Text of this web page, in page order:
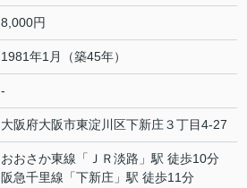
8,000円
1981年1月（築45年）
-
大阪府大阪市東淀川区下新庄３丁目4-27
おおさか東線 「 ＪＲ淡路 」駅 徒歩10分
阪急千里線 「下新庄 」駅 徒歩11分